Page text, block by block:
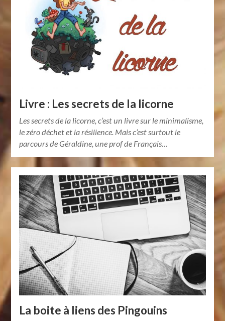
Livre : Les secrets de la licorne
Les secrets de la licorne, c’est un livre sur le minimalisme,
le zéro déchet et la résilience. Mais c’est surtout le
parcours de Géraldine, une prof de Français…
La boite à liens des Pingouins